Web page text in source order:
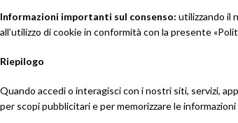
Informazioni importanti sul consenso: utilizzando il
all’utilizzo di cookie in conformità con la presente
Riepilogo
Quando accedi o interagisci con i nostri siti, servizi,
per scopi pubblicitari e per memorizzare le